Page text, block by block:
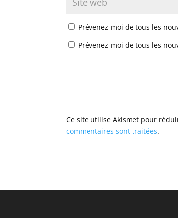
Prévenez-moi de tous les
Prévenez-moi de tous les
Ce site utilise Akismet pour
commentaires sont traitées.